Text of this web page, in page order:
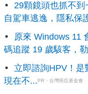
29顆鏡頭也抓不
自駕車逃逸，隱私保
原來 Windows 11
碼追蹤 19 歲駭客，
立即諮詢HPV！是
現在不... PR・台灣癌症基金會